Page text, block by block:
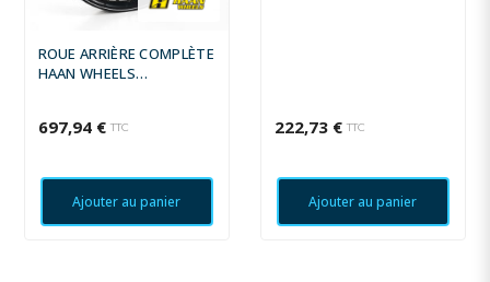
ROUE ARRIÈRE COMPLÈTE
HAAN WHEELS
697,94 € TTC
Ajouter au panier
222,73 € TTC
Ajouter au panier